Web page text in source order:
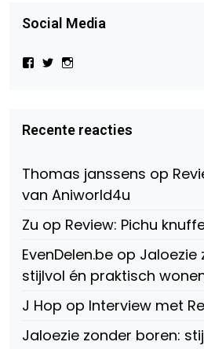
Social Media
Bekijk
Beauty-
147775071915783/?
Facebook
Bekijk
op
Twitter
op
Instagram
Recente reacties
Thomas janssens op
van Aniworld4u
Zu op Review: Pichu
EvenDelen.be op Jaloezie
stijlvol én praktisch
J Hop op Interview met
Jaloezie zonder boren: